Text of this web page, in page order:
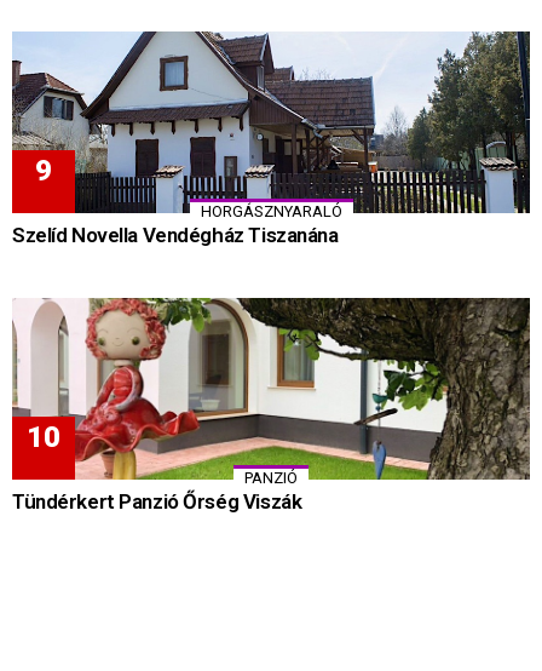
HORGÁSZNYARALÓ
Szelíd Novella Vendégház Tiszanána
PANZIÓ
Tündérkert Panzió Őrség Viszák